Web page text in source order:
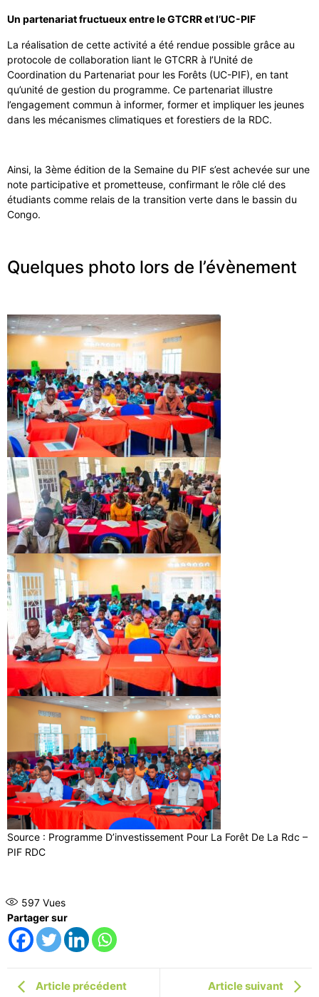
Un partenariat fructueux entre le GTCRR et l’UC-PIF
La réalisation de cette activité a été rendue possible grâce au
protocole de collaboration liant le GTCRR à l’Unité de
Coordination du Partenariat pour les Forêts (UC-PIF), en tant
qu’unité de gestion du programme. Ce partenariat illustre
l’engagement commun à informer, former et impliquer les jeunes
dans les mécanismes climatiques et forestiers de la RDC.
Ainsi, la 3ème édition de la Semaine du PIF s’est achevée sur une
note participative et prometteuse, confirmant le rôle clé des
étudiants comme relais de la transition verte dans le bassin du
Congo.
Quelques photo lors de l’évènement
Source : Programme D’investissement Pour La Forêt De La Rdc –
PIF RDC
597 Vues
Partager sur
Article précédent Article suivant